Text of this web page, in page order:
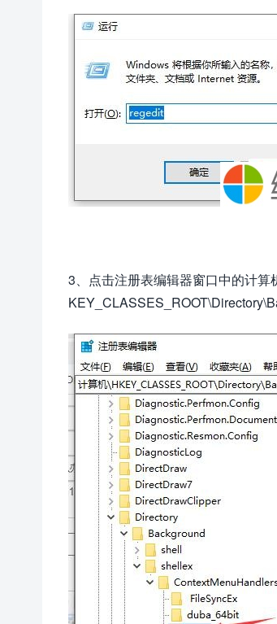
3、点击注册表编辑器窗口中的计算